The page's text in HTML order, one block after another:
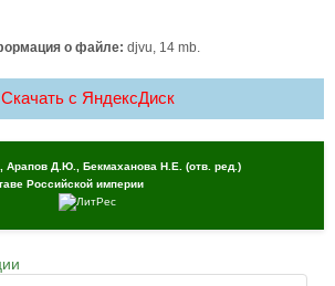
о файле: djvu, 14 mb.
Скачать c ЯндексДиск
Арапов Д.Ю., Бекмаханова Н.Е. (отв. ред.)
Российской империи